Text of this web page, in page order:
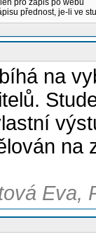
pro zápis po webu
přednost, je-li ve
na
Eva,